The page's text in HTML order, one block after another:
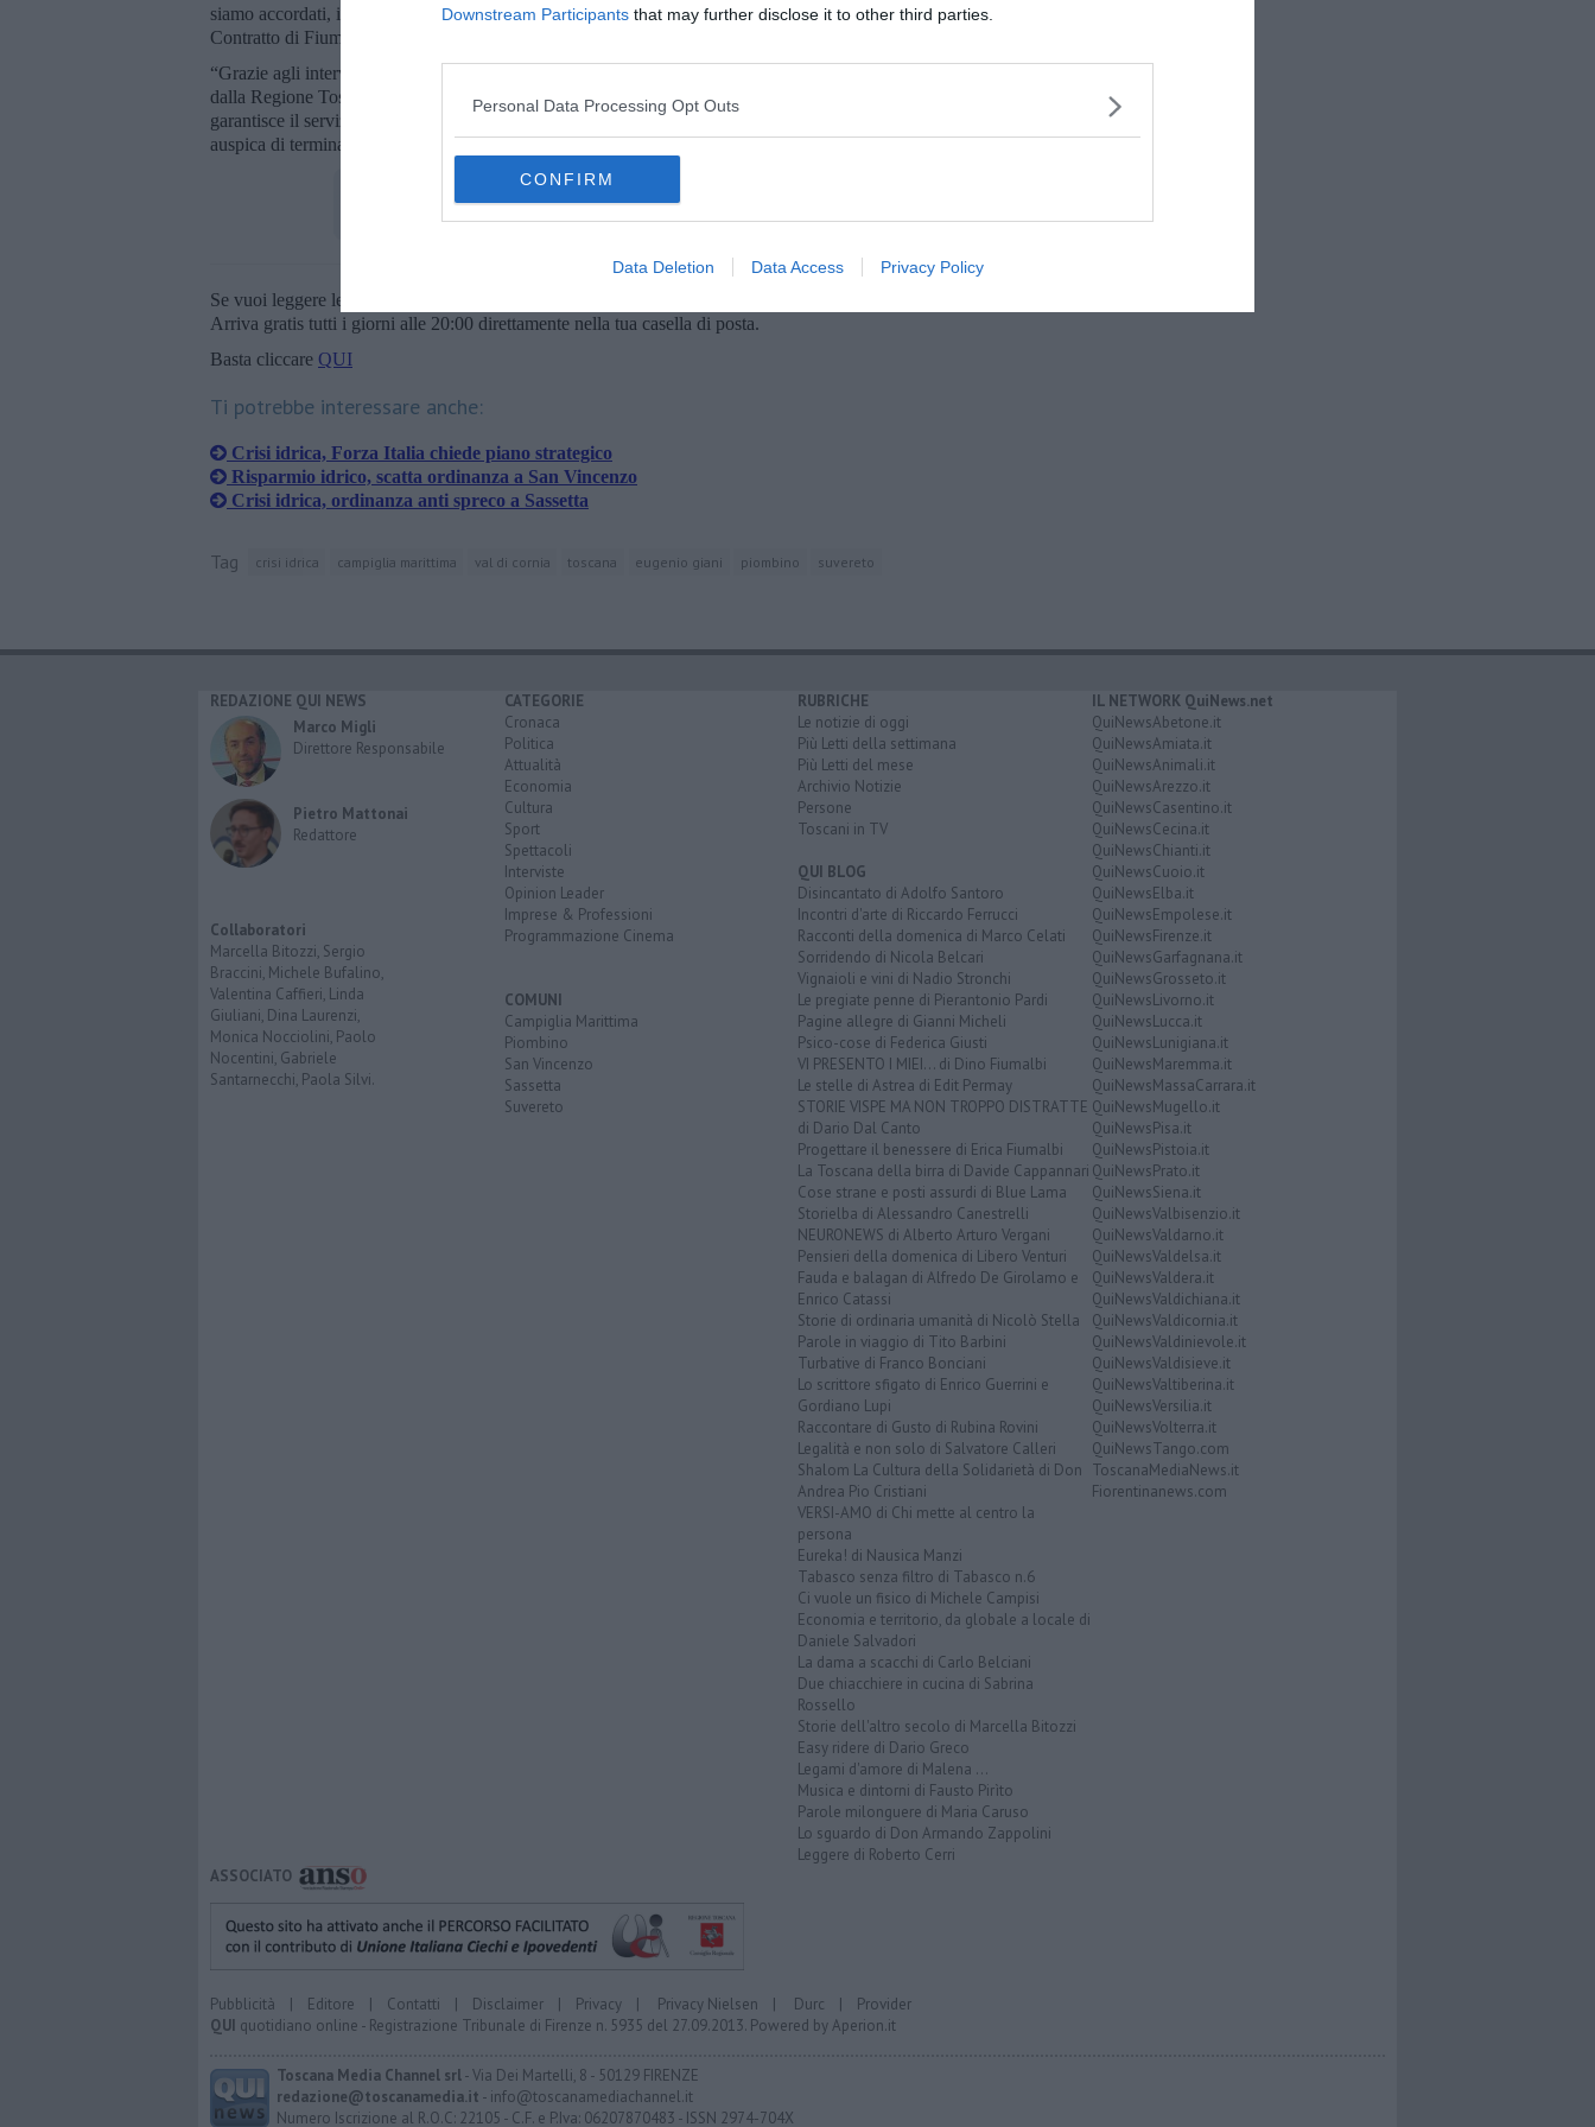
Downstream Participants that may further disclose it to other third parties.
Personal Data Processing Opt Outs
CONFIRM
Data Deletion Data Access Privacy Policy
siamo accordati, insieme al Consorzio di Bonifica, per dar corso, in tempi rapidi, alle azioni individuate nel
Contratto di Fiume sottoscritto il 1 Luglio volte alla tutela della risorsa”.
“Grazie agli interventi realizzati sul riuso delle acque reflue presso il depuratore di Guardamare, finanziati
dalla Regione Toscana - ha dichiarato il presidente del Consorzio Giancarlo Vallesi - il Consorzio
garantisce il servizio irriguo nel comparto della Fossa Calda utilizzando tutte le accortezze per le quali si
auspica di terminare la campagna irrigua in corso”.
Se vuoi leggere le notizie principali della Toscana iscriviti alla
Arriva gratis tutti i giorni alle 20:00 direttamente nella tua casella di posta.
Basta cliccare QUI
Ti potrebbe interessare anche:
Crisi idrica, Forza Italia chiede piano strategico
Risparmio idrico, scatta ordinanza a San Vincenzo
Crisi idrica, ordinanza anti spreco a Sassetta
Tag crisi idrica campiglia marittima val di cornia toscana eugenio giani piombino suvereto
REDAZIONE QUI NEWS
Marco Migli
Direttore Responsabile
Pietro Mattonai
Redattore
Collaboratori
Marcella Bitozzi, Sergio
Braccini, Michele Bufalino,
Valentina Caffieri, Linda
Giuliani, Dina Laurenzi,
Monica Nocciolini, Paolo
Nocentini, Gabriele
Santarnecchi, Paola Silvi.
CATEGORIE
Cronaca
Politica
Attualità
Economia
Cultura
Sport
Spettacoli
Interviste
Opinion Leader
Imprese & Professioni
Programmazione Cinema
COMUNI
Campiglia Marittima
Piombino
San Vincenzo
Sassetta
Suvereto
RUBRICHE
Le notizie di oggi
Più Letti della settimana
Più Letti del mese
Archivio Notizie
Persone
Toscani in TV
QUI BLOG
Disincantato di Adolfo Santoro
Incontri d'arte di Riccardo Ferrucci
Racconti della domenica di Marco Celati
Sorridendo di Nicola Belcari
Vignaioli e vini di Nadio Stronchi
Le pregiate penne di Pierantonio Pardi
Pagine allegre di Gianni Micheli
Psico-cose di Federica Giusti
VI PRESENTO I MIEI... di Dino Fiumalbi
Le stelle di Astrea di Edit Permay
STORIE VISPE MA NON TROPPO DISTRATTE
di Dario Dal Canto
Progettare il benessere di Erica Fiumalbi
La Toscana della birra di Davide Cappannari
Cose strane e posti assurdi di Blue Lama
Storielba di Alessandro Canestrelli
NEURONEWS di Alberto Arturo Vergani
Pensieri della domenica di Libero Venturi
Fauda e balagan di Alfredo De Girolamo e
Enrico Catassi
Storie di ordinaria umanità di Nicolò Stella
Parole in viaggio di Tito Barbini
Turbative di Franco Bonciani
Lo scrittore sfigato di Enrico Guerrini e
Gordiano Lupi
Raccontare di Gusto di Rubina Rovini
Legalità e non solo di Salvatore Calleri
Shalom La Cultura della Solidarietà di Don
Andrea Pio Cristiani
VERSI-AMO di Chi mette al centro la
persona
Eureka! di Nausica Manzi
Tabasco senza filtro di Tabasco n.6
Ci vuole un fisico di Michele Campisi
Economia e territorio, da globale a locale di
Daniele Salvadori
La dama a scacchi di Carlo Belciani
Due chiacchiere in cucina di Sabrina
Rossello
Storie dell'altro secolo di Marcella Bitozzi
Easy ridere di Dario Greco
Legami d'amore di Malena ...
Musica e dintorni di Fausto Pirìto
Parole milonguere di Maria Caruso
Lo sguardo di Don Armando Zappolini
Leggere di Roberto Cerri
IL NETWORK QuiNews.net
QuiNewsAbetone.it
QuiNewsAmiata.it
QuiNewsAnimali.it
QuiNewsArezzo.it
QuiNewsCasentino.it
QuiNewsCecina.it
QuiNewsChianti.it
QuiNewsCuoio.it
QuiNewsElba.it
QuiNewsEmpolese.it
QuiNewsFirenze.it
QuiNewsGarfagnana.it
QuiNewsGrosseto.it
QuiNewsLivorno.it
QuiNewsLucca.it
QuiNewsLunigiana.it
QuiNewsMaremma.it
QuiNewsMassaCarrara.it
QuiNewsMugello.it
QuiNewsPisa.it
QuiNewsPistoia.it
QuiNewsPrato.it
QuiNewsSiena.it
QuiNewsValbisenzio.it
QuiNewsValdarno.it
QuiNewsValdelsa.it
QuiNewsValdera.it
QuiNewsValdichiana.it
QuiNewsValdicornia.it
QuiNewsValdinievole.it
QuiNewsValdisieve.it
QuiNewsValtiberina.it
QuiNewsVersilia.it
QuiNewsVolterra.it
QuiNewsTango.com
ToscanaMediaNews.it
Fiorentinanews.com
ASSOCIATO
Pubblicità | Editore | Contatti | Disclaimer | Privacy | Privacy Nielsen | Durc | Provider
QUI quotidiano online - Registrazione Tribunale di Firenze n. 5935 del 27.09.2013. Powered byAperion.it
Toscana Media Channel srl- Via Dei Martelli, 8 - 50129 FIRENZE
redazione@toscanamedia.it - info@toscanamediachannel.it
Numero Iscrizione al R.O.C: 22105 - C.F. e P.Iva: 06207870483 - ISSN 2974-704X